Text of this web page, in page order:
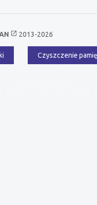
open_in_new 2013-2026
Czyszczenie